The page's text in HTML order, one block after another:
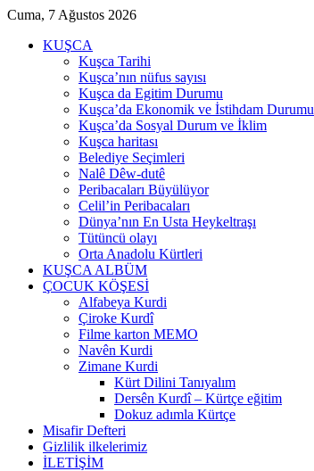
Cuma, 7 Ağustos 2026
KUŞCA
Kuşca Tarihi
Kuşca’nın nüfus sayısı
Kuşca da Egitim Durumu
Kuşca’da Ekonomik ve İstihdam Durumu
Kuşca’da Sosyal Durum ve İklim
Kuşca haritası
Belediye Seçimleri
Nalê Dêw-dutê
Peribacaları Büyülüyor
Celil’in Peribacaları
Dünya’nın En Usta Heykeltraşı
Tütüncü olayı
Orta Anadolu Kürtleri
KUŞCA ALBÜM
ÇOCUK KÖŞESİ
Alfabeya Kurdi
Çiroke Kurdî
Filme karton MEMO
Navên Kurdi
Zimane Kurdi
Kürt Dilini Tanıyalım
Dersên Kurdî – Kürtçe eğitim
Dokuz adımla Kürtçe
Misafir Defteri
Gizlilik ilkelerimiz
İLETİŞİM